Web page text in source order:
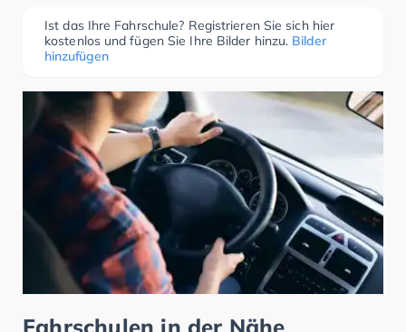
Ist das Ihre Fahrschule? Registrieren Sie sich hier
kostenlos und fügen Sie Ihre Bilder hinzu. Bilder
hinzufügen
Fahrschulen in der Nähe